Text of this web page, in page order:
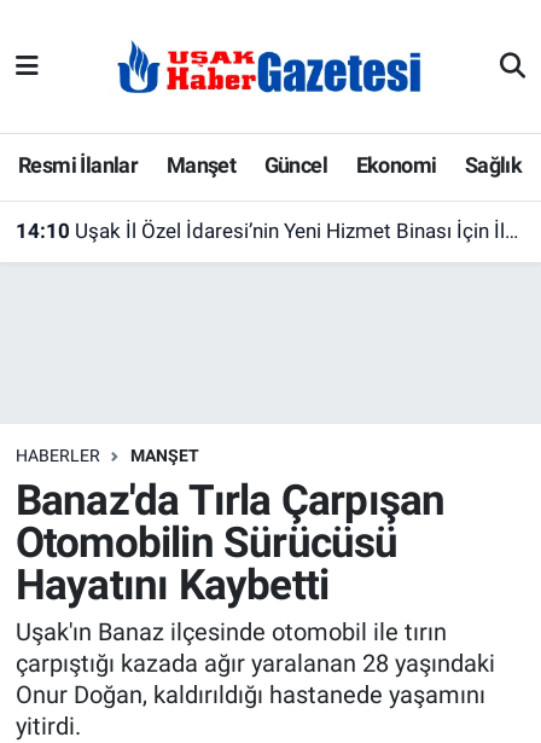
Resmi İlanlar Manşet Güncel Ekonomi Sağlık
14:10 Uşak İl Özel İdaresi’nin Yeni Hizmet Binası İçin İlk Adım Atıldı! Yıkım Başladı
HABERLER MANŞET
Banaz'da Tırla Çarpışan
Otomobilin Sürücüsü
Hayatını Kaybetti
Uşak'ın Banaz ilçesinde otomobil ile tırın
çarpıştığı kazada ağır yaralanan 28 yaşındaki
Onur Doğan, kaldırıldığı hastanede yaşamını
yitirdi.
E-Gazete
Ekonomi
Gazete İlanları
Köşe Yazarları
Kültür Sanat
Manşet
Resmi İlanlar
Sağlık
Uşak Hava Durumu
Uşak Trafik Yoğunluk Haritası
Süper Lig Puan Durumu ve Fikstür